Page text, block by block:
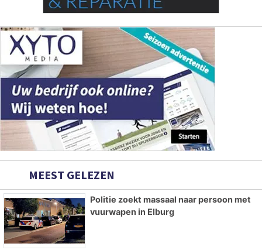
MEEST GELEZEN
Politie zoekt massaal naar persoon met
vuurwapen in Elburg